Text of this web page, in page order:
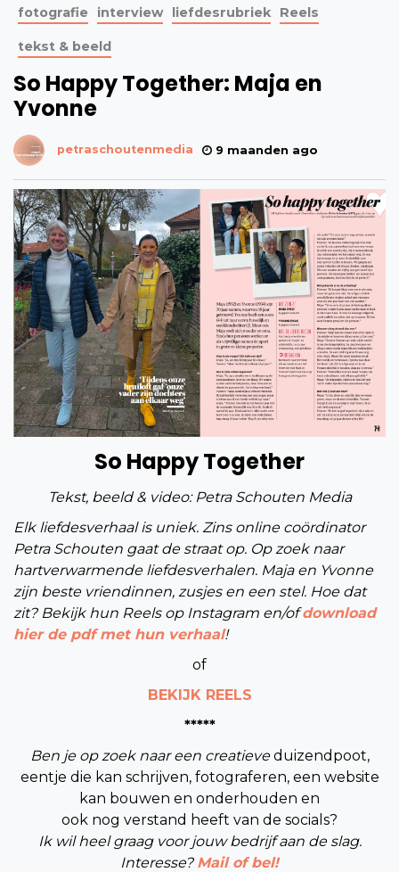
fotografie interview liefdesrubriek Reels
tekst & beeld
So Happy Together: Maja en
Yvonne
petraschoutenmedia 9 maanden ago
So Happy Together
Tekst, beeld & video: Petra Schouten Media
Elk liefdesverhaal is uniek. Zins online coördinator
Petra Schouten gaat de straat op. Op zoek naar
hartverwarmende liefdesverhalen. Maja en Yvonne
zijn beste vriendinnen, zusjes en een stel. Hoe dat
zit? Bekijk hun Reels op Instagram en/ofdownload
hier de pdf met hun verhaal!
of
BEKIJK REELS
*****
Ben je op zoek naar een creatieveduizendpoot,
eentje die kan schrijven, fotograferen, een website
kan bouwen en onderhouden en
ook nog verstand heeft van de socials?
Ik wil heel graag voor jouw bedrijf aan de slag.
Interesse? Mail of bel!